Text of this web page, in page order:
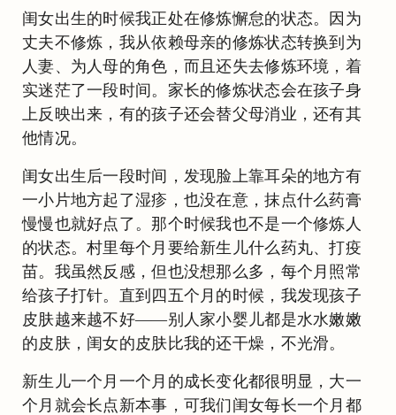
闺女出生的时候我正处在修炼懈怠的状态。因为
丈夫不修炼，我从依赖母亲的修炼状态转换到为
人妻、为人母的角色，而且还失去修炼环境，着
实迷茫了一段时间。家长的修炼状态会在孩子身
上反映出来，有的孩子还会替父母消业，还有其
他情况。
闺女出生后一段时间，发现脸上靠耳朵的地方有
一小片地方起了湿疹，也没在意，抹点什么药膏
慢慢也就好点了。那个时候我也不是一个修炼人
的状态。村里每个月要给新生儿什么药丸、打疫
苗。我虽然反感，但也没想那么多，每个月照常
给孩子打针。直到四五个月的时候，我发现孩子
皮肤越来越不好——别人家小婴儿都是水水嫩嫩
的皮肤，闺女的皮肤比我的还干燥，不光滑。
新生儿一个月一个月的成长变化都很明显，大一
个月就会长点新本事，可我们闺女每长一个月都